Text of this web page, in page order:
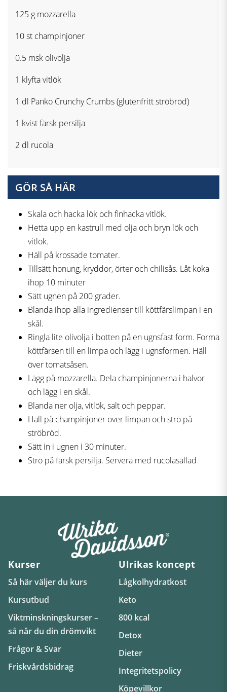
125 g mozzarella
10 st champinjoner
0.5 msk olivolja
1 klyfta vitlök
1 dl Panko Crunchy Crumbs (glutenfritt ströbröd)
1 kvist färsk persilja
2 dl rucola
GÖR SÅ HÄR
Skala och hacka lök och finhacka vitlök.
Hetta upp en kastrull med olja och bryn lök och
vitlök.
Häll på krossade tomater.
Tillsätt honung, kryddor, örter och chilisås. Låt koka
ihop 10 minuter
Sätt ugnen på 200 grader.
Blanda ihop alla ingredienser till köttfärslimpan i en
skål.
Ringla lite olivolja i botten på en ugnsfast form. Forma
köttfärsen till en limpa och lägg i ugnsformen. Häll
över tomatsåsen.
Lägg på mozzarella. Dela champinjonerna i halvor
och lägg i en skål.
Blanda ner olja, vitlök, salt och peppar.
Häll på champinjoner över limpan och strö på
ströbröd.
Sätt in i ugnen i 30 minuter.
Strö på färsk persilja. Servera med rucolasallad
Kurser
Så här väljer du kurs
Kursutbud
Viktminskningskurser –
så når du din drömvikt
Frågor & Svar
Friskvårdsbidrag
Ulrikas koncept
Lågkolhydratkost
Keto
800 kcal
Detox
Dieter
Integritetspolicy
Köpevillkor